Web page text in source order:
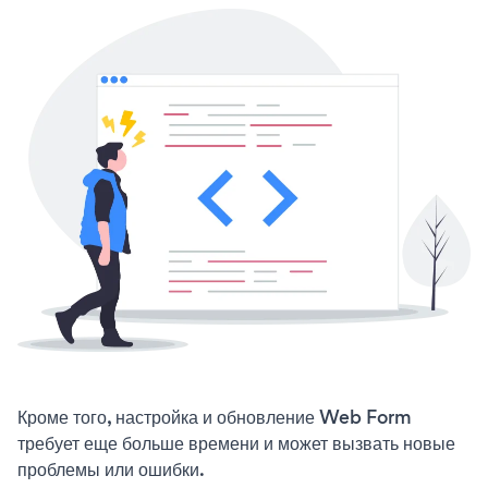
Кроме того, настройка и обновление Web Form
требует еще больше времени и может вызвать новые
проблемы или ошибки.